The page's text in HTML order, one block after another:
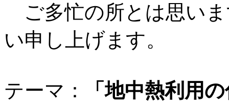
ご多忙の所とは思い
い申し上げます。
テーマ：
「地中熱利用